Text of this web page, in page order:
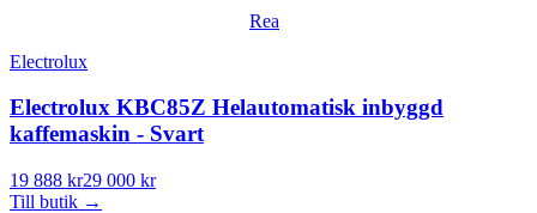
Rea
Electrolux
Electrolux KBC85Z Helautomatisk inbyggd
kaffemaskin - Svart
19 888 kr29 000 kr
Till butik →